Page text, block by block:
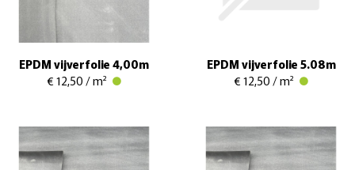
EPDM vijverfolie 4,00m
€ 12,50 / m²
EPDM vijverfolie 5.08m
€ 12,50 / m²